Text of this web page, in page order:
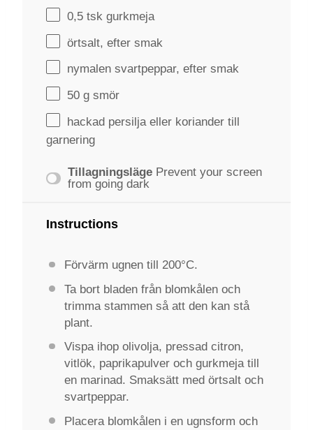
0,5 tsk gurkmeja
örtsalt, efter smak
nymalen svartpeppar, efter smak
50 g smör
hackad persilja eller koriander till
garnering
Tillagningsläge Prevent your screen
from going dark
Instructions
Förvärm ugnen till 200°C.
Ta bort bladen från blomkålen och
trimma stammen så att den kan stå
plant.
Vispa ihop olivolja, pressad citron,
vitlök, paprikapulver och gurkmeja till
en marinad. Smaksätt med örtsalt och
svartpeppar.
Placera blomkålen i en ugnsform och